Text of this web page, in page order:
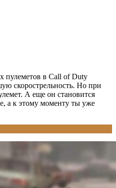
в Call of Duty
скорострельность. Но при
А еще он становится
а к этому моменту ты уже